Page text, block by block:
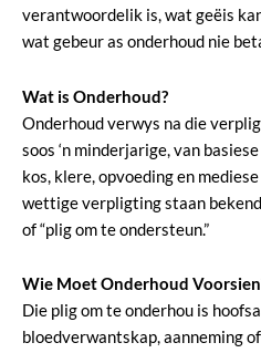
verantwoordelik is, wat geëis
wat gebeur as onderhoud nie
Wat is Onderhoud?
Onderhoud verwys na die
soos ‘n minderjarige, van
kos, klere, opvoeding en
wettige verpligting staan bekend
of “plig om te ondersteun.”
Wie Moet Onderhoud
Die plig om te onderhou is
bloedverwantskap, aanneming